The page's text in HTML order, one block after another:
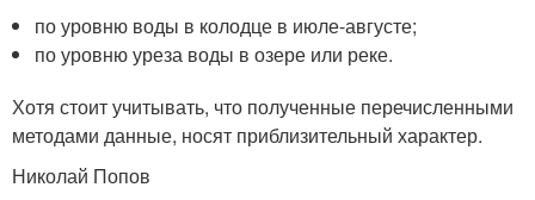
по уровню воды в колодце в июле-августе;
по уровню уреза воды в озере или реке.
Хотя стоит учитывать, что полученные перечисленными
методами данные, носят приблизительный характер.
Николай Попов